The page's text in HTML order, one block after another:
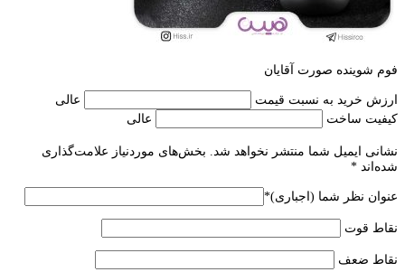
فوم شوینده صورت آقایان
ارزش خرید به نسبت قیمت
عالی
کیفیت ساخت
عالی
نشانی ایمیل شما منتشر نخواهد شد.
بخش‌های موردنیاز علامت‌گذاری
شده‌اند *
عنوان نظر شما (اجباری)*
نقاط قوت
نقاط ضعف